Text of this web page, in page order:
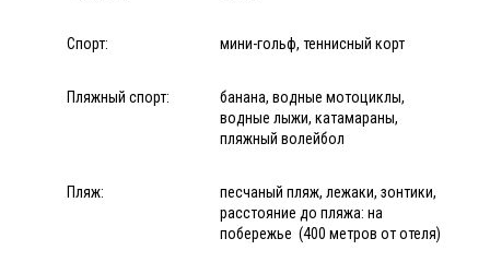
Спорт: мини-гольф, теннисный корт
Пляжный спорт:
банана, водные мотоциклы,
водные лыжи, катамараны,
пляжный волейбол
Пляж:
песчаный пляж, лежаки, зонтики,
расстояние до пляжа: на
побережье (400 метров от отеля)